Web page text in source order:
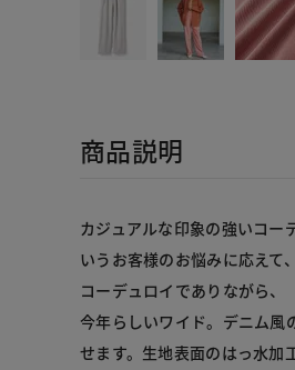
商品説明
カジュアルな印象の強いコー
いうお客様のお悩みに応えて
コーデュロイでありながら
今年らしいワイド。デニム風
せます。生地表面のはっ水加